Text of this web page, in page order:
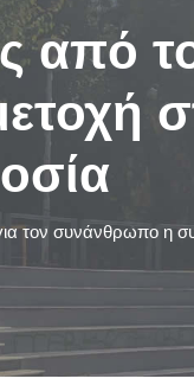
από
τον συνάνθρωπο η